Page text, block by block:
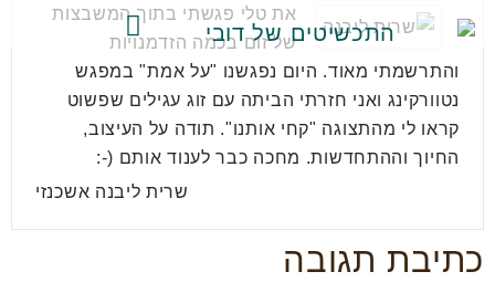
את טלי פגשתי בתוך המשבצות
של זום בכמה הזדמנויות
והתרשמתי מאוד. היום נפגשנו "על אמת" במפגש
נטוורקינג ואני חזרתי הביתה עם זוג עגילים שפשוט
קראו לי מהתצוגה "קחי אותנו". תודה על העיצוב,
החיוך וההתחדשות. מחכה כבר לענוד אותם (-:
שרית ליבנה אשכנזי
כתיבת תגובה